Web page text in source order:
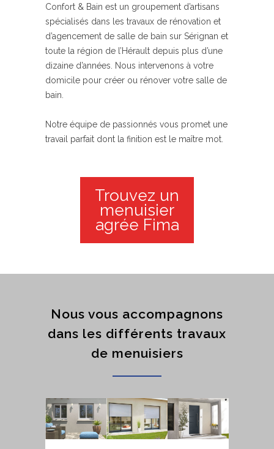
Confort & Bain est un groupement d’artisans
spécialisés dans les travaux de rénovation et
d’agencement de salle de bain sur Sérignan et
toute la région de l’Hérault depuis plus d’une
dizaine d’années. Nous intervenons à votre
domicile pour créer ou rénover votre salle de
bain.
Notre équipe de passionnés vous promet une
travail parfait dont la finition est le maître mot.
Trouvez un
menuisier
agrée Fima
Nous vous accompagnons
dans les différents travaux
de menuisiers